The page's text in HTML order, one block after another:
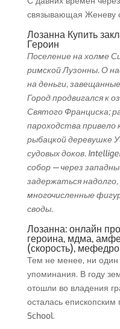
связывающая Женеву
Лозанна Купить
Героин
Поселение на холме
римской Лузонны. О
на деньги,
Город продвигался к
Святого Франциска;
пароходства привело
рыбацкой деревушке
судовых доков.
собор — через
задержаться
многочисленные
своды.
Лозанна: онлайн
героина, мдма,
(скорость),
Тем не менее, ни один
упоминания. В году
отошли во владения
осталась
School.